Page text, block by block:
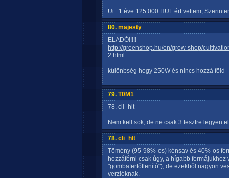
Ui.: 1 éve 125.000 HUF ért vettem,
80. majesty
ELADÓ!!!!!
http://greenshop.hu/en/grow-shop/
2.html
különbség hogy 250W és nincs hozzá föld
79. T0M1
78. cli_hlt
Nem kell sok, de ne csak 3 tesztre legyen
78. cli_hlt
Tömény (95-98%-os) kénsav és 40%-os
hozzáférni csak úgy, a hígabb
"gombafertőtlenító"), de ezekből nagyon
verzióknak.